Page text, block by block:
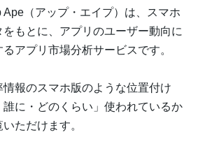
（アップ・エイプ）は、スマホ
もとに、アプリのユーザー動向に
アプリ市場分析サービスです。
報のスマホ版のような位置付け
に・どのくらい」使われているか
ただけます。